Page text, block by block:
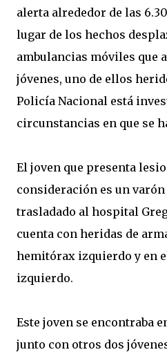
alerta alrededor de las
lugar de los hechos
ambulancias móviles que
jóvenes, uno de ellos
Policía Nacional está
circunstancias en que se
El joven que presenta
consideración es un varón
trasladado al hospital
cuenta con heridas de
hemitórax izquierdo y en
izquierdo.
Este joven se encontraba
junto con otros dos